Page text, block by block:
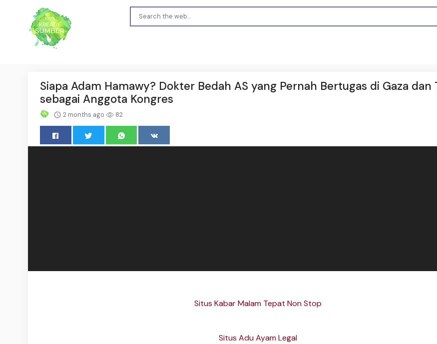
Siapa Adam Hamawy? Dokter Bedah AS yang Pernah Bertugas di Gaza dan
sebagai Anggota Kongres
2 months ago 82
Situs Kabar Malam Tepat Non Stop
Situs Adu Ayam Legal